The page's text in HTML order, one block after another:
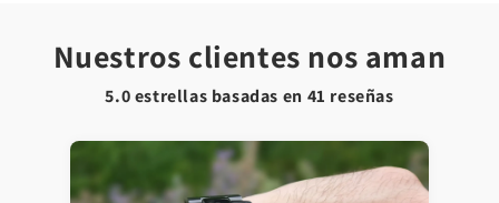
Nuestros clientes nos aman
5.0 estrellas basadas en 41 reseñas